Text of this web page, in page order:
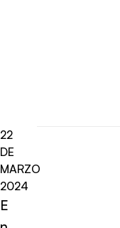
22
DE
MARZO
2024
E